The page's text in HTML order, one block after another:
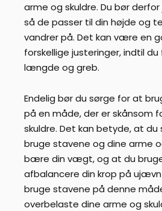
arme og skuldre. Du bør
så de passer til din højde og
vandrer på. Det kan være en
forskellige justeringer, indtil
længde og greb.
Endelig bør du sørge for at
på en måde, der er skånsom
skuldre. Det kan betyde, at
bruge stavene og dine arme
bære din vægt, og at du
afbalancere din krop på
bruge stavene på denne
overbelaste dine arme og